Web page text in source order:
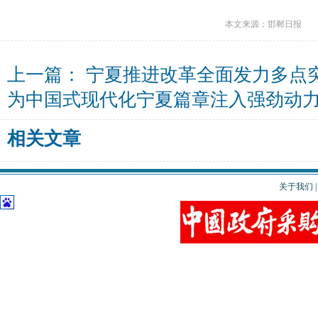
本文来源：邯郸日报
上一篇： 宁夏推进改革全面发力多点
为中国式现代化宁夏篇章注入强劲动
相关文章
关于我们